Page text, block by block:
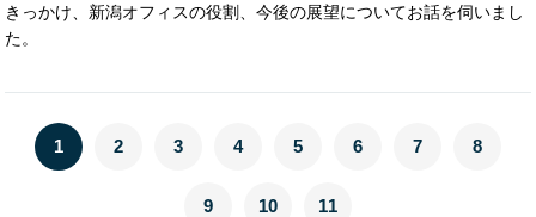
きっかけ、新潟オフィスの役割、今後の展望についてお話を伺いまし
た。
1 2 3 4 5 6 7 8
9 10 11